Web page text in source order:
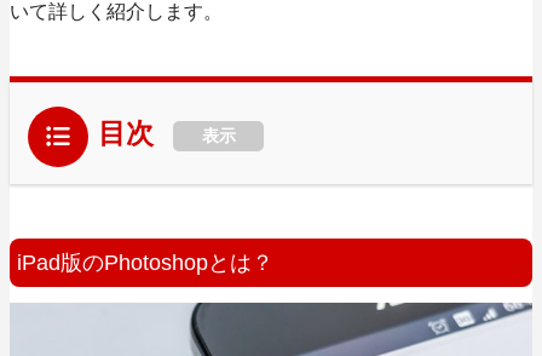
いて詳しく紹介します。
目次 表示
iPad版のPhotoshopとは？